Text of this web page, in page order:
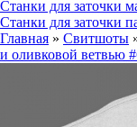
Станки для заточки
Станки для заточки
Главная » Свитшоты
и оливковой ветвью